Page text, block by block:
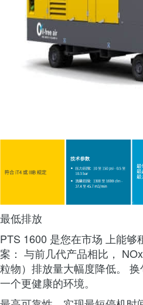
最低排放
PTS 1600 是您在市场 上能够
案： 与前几代产品相比，
粒物）排放量大幅度降低。
一个更健康的环境。